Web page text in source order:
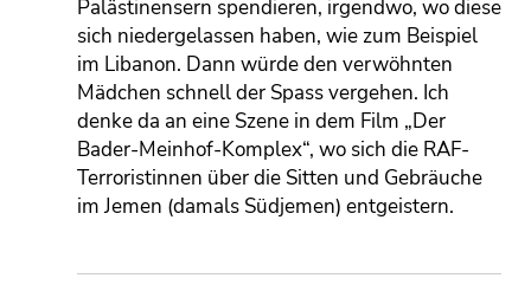
Palästinensern spendieren, irgendwo, wo diese
sich niedergelassen haben, wie zum Beispiel
im Libanon. Dann würde den verwöhnten
Mädchen schnell der Spass vergehen. Ich
denke da an eine Szene in dem Film „Der
Bader-Meinhof-Komplex“, wo sich die RAF-
Terroristinnen über die Sitten und Gebräuche
im Jemen (damals Südjemen) entgeistern.